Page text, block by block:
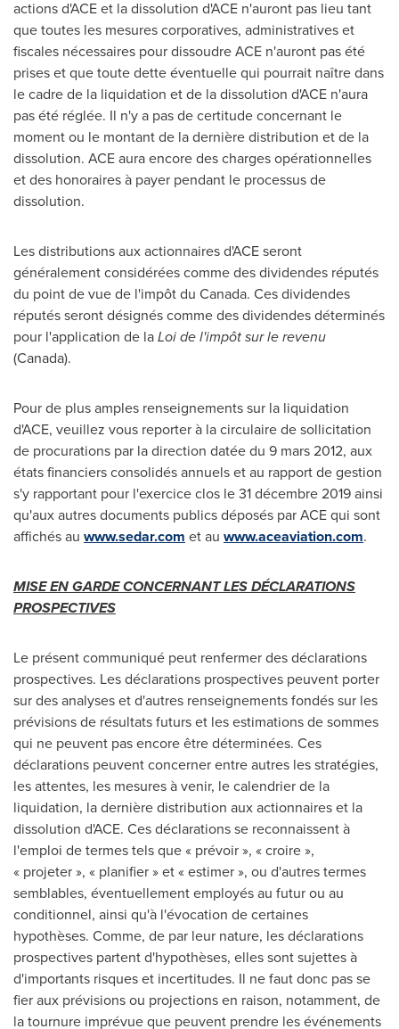
actions d'ACE et la dissolution d'ACE n'auront pas lieu tant
que toutes les mesures corporatives, administratives et
fiscales nécessaires pour dissoudre ACE n'auront pas été
prises et que toute dette éventuelle qui pourrait naître dans
le cadre de la liquidation et de la dissolution d'ACE n'aura
pas été réglée. Il n'y a pas de certitude concernant le
moment ou le montant de la dernière distribution et de la
dissolution. ACE aura encore des charges opérationnelles
et des honoraires à payer pendant le processus de
dissolution.
Les distributions aux actionnaires d'ACE seront
généralement considérées comme des dividendes réputés
du point de vue de l'impôt du Canada. Ces dividendes
réputés seront désignés comme des dividendes déterminés
pour l'application de laLoi del'impôt sur le revenu
(Canada).
Pour de plus amples renseignements sur la liquidation
d'ACE, veuillez vous reporter à la circulaire de sollicitation
de procurations par la direction datée du 9 mars 2012, aux
états financiers consolidés annuels et au rapport de gestion
s'y rapportant pour l'exercice clos le 31 décembre 2019 ainsi
qu'aux autres documents publics déposés par ACE qui sont
affichés au www.sedar.com et au www.aceaviation.com.
MISE EN GARDE CONCERNANT LES DÉCLARATIONS
PROSPECTIVES
Le présent communiqué peut renfermer des déclarations
prospectives. Les déclarations prospectives peuvent porter
sur des analyses et d'autres renseignements fondés sur les
prévisions de résultats futurs et les estimations de sommes
qui ne peuvent pas encore être déterminées. Ces
déclarations peuvent concerner entre autres les stratégies,
les attentes, les mesures à venir, le calendrier de la
liquidation, la dernière distribution aux actionnaires et la
dissolution d'ACE. Ces déclarations se reconnaissent à
l'emploi de termes tels que « prévoir », « croire »,
« projeter », « planifier » et « estimer », ou d'autres termes
semblables, éventuellement employés au futur ou au
conditionnel, ainsi qu'à l'évocation de certaines
hypothèses. Comme, de par leur nature, les déclarations
prospectives partent d'hypothèses, elles sont sujettes à
d'importants risques et incertitudes. Il ne faut donc pas se
fier aux prévisions ou projections en raison, notamment, de
la tournure imprévue que peuvent prendre les événements